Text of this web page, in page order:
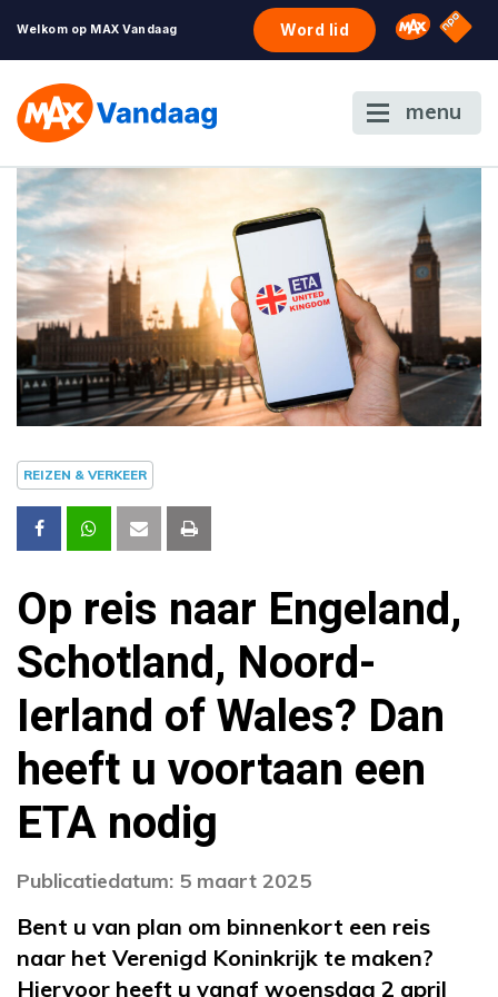
Welkom op MAX Vandaag Word lid Omroep
NPO
menu
REIZEN & VERKEER
Op reis naar Engeland,
Schotland, Noord-
Ierland of Wales? Dan
heeft u voortaan een
ETA nodig
Publicatiedatum: 5 maart 2025
Bent u van plan om binnenkort een reis
naar het Verenigd Koninkrijk te maken?
Hiervoor heeft u vanaf woensdag 2 april